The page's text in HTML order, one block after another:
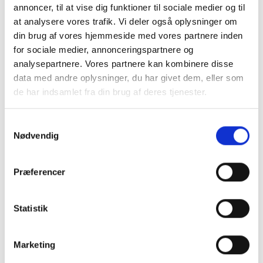
annoncer, til at vise dig funktioner til sociale medier og til
at analysere vores trafik. Vi deler også oplysninger om
din brug af vores hjemmeside med vores partnere inden
for sociale medier, annonceringspartnere og
analysepartnere. Vores partnere kan kombinere disse
data med andre oplysninger, du har givet dem, eller som
de har indsamlet fra din brug af deres tjenester.
Nødvendig
Præferencer
Statistik
Marketing
P-Secure styrker bestyrelse og advisory board
række tunge profiler fra dansk forsvar, offentlig ledelse og it-
branchen.